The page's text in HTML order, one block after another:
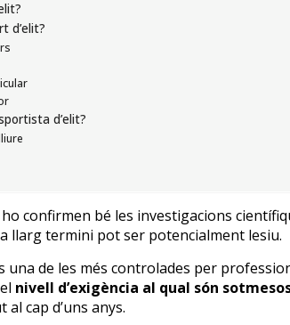
d’elit?
d’elit?
confirmen bé les investigacions
llarg termini pot ser potencialment lesiu.
una de les més controlades per
nivell d’exigència al qual són
cap d’uns anys.